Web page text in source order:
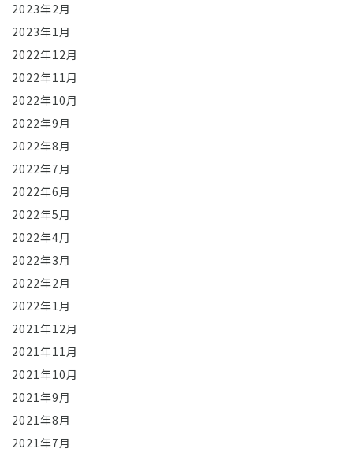
2023年2月
2023年1月
2022年12月
2022年11月
2022年10月
2022年9月
2022年8月
2022年7月
2022年6月
2022年5月
2022年4月
2022年3月
2022年2月
2022年1月
2021年12月
2021年11月
2021年10月
2021年9月
2021年8月
2021年7月